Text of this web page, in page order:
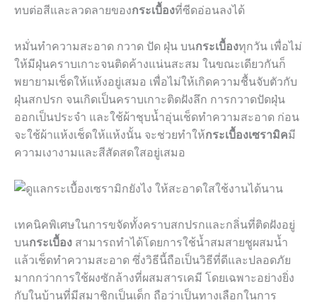
ทบต่อสีและลวดลายของกระเบื้องที่ซีดอ่อนลงได้
หมั่นทำความสะอาด กวาด ปัด ฝุ่น บนกระเบื้องทุกวัน เพื่อไม่
ให้มีฝุ่นคราบเกาะจนติดค้างแน่นสะสม ในขณะเดียวกันก็
พยายามเช็ดให้แห้งอยู่เสมอ เพื่อไม่ให้เกิดความชื้นจับตัวกับ
ฝุ่นสกปรก จนเกิดเป็นคราบเกาะติดฝังลึก การกวาดปัดฝุ่น
ออกเป็นประจำ และใช้ผ้าชุบน้ำอุ่นเช็ดทำความสะอาด ก่อน
จะใช้ผ้าแห้งเช็ดให้แห้งนั้น จะช่วยทำให้กระเบื้องเซรามิคมี
ความเงางามและสีสัดสดใสอยู่เสมอ
เทคนิคพิเศษในการขจัดทั้งคราบสกปรกและกลิ่นที่ติดฝังอยู่
บนกระเบื้อง สามารถทำได้โดยการใช้น้ำสมสายชูผสมน้ำ
แล้วเช็ดทำความสะอาด ซึ่งวิธีนี้ถือเป็นวิธีที่ดีและปลอดภัย
มากกว่าการใช้ผงซักล้างที่ผสมสารเคมี โดยเฉพาะอย่างยิ่ง
กับในบ้านที่มีสมาชิกเป็นเด็ก ถือว่าเป็นทางเลือกในการ